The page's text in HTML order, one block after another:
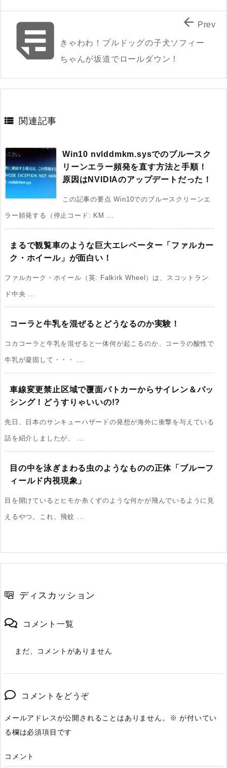

きゃわわ！ブルドッグの子犬ソフィー
ちゃんが坂道でロールダウン！
 Prev
 関連記事
Win10 nvlddmkm.sysでのブルースク
リーンエラー頻発を直す方法と手順！
原因はNVIDIAのアップデートだった！
この記事の要点 Win10でのブルースクリーンエ
ラー頻発する（停止コード: KM ...
まるで観覧車のような巨大エレベーター「ファルカー
ク・ホイール」が面白い！
ファルカーク・ホイール（英: Falkirk Wheel）は、スコットラン
ド中央 ...
コーラと牛乳を混ぜるとどうなるのか実験！
コカコーラと牛乳を混ぜると一体何が起こるのか、コーラの酸性で
牛乳が凝固して・・・ ...
車線変更禁止区域で覆面パトカーからサイレン＆パッ
シング！どうすりゃいいの!?
先日、日本のサンキューハザードの発想が海外に衝撃を与えている
話を紹介しましたが、 ...
目の中を泳ぎまわる虫のようなものの正体「ブルーフ
ィールド内視現象」
目を開けているとヒモか糸くずのような何かが飛んでいるように見
えるやつ。これ、飛蚊 ...
ディスカッション
コメント一覧
まだ、コメントがありません
コメントをどうぞ
メールアドレスが公開されることはありません。 ※ が付いてい
る欄は必須項目です
コメント